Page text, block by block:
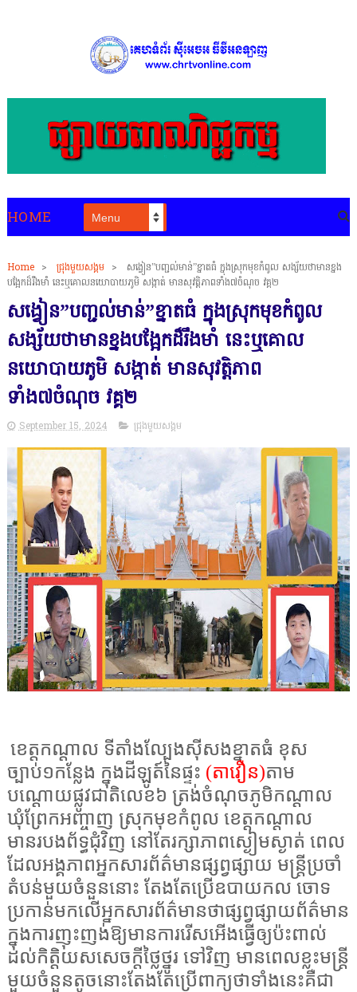
HOME
Home > ជ្រុងមួយសង្គម >
សង្វៀន”បញ្ជល់មាន់”ខ្នាតធំ ក្នុងស្រុកមុខកំពូល សង្ស័យថាមានខ្នង
បង្អែកដ៏រឹងមាំ នេះឬគោលនយោបាយភូមិ សង្កាត់ មានសុវត្តិភាពទាំង៧ចំណុច វគ្គ២
សង្វៀន”បញ្ជល់មាន់”ខ្នាតធំ ក្នុងស្រុកមុខកំពូល
សង្ស័យថាមានខ្នងបង្អែកដ៏រឹងមាំ នេះឬគោល
នយោបាយភូមិ សង្កាត់ មានសុវត្តិភាព
ទាំង៧ចំណុច វគ្គ២
September 15, 2024 ជ្រុងមួយសង្គម
ខេត្តកណ្ដាល ទីតាំងល្បែងស៊ីសងខ្នាតធំ ខុស
ច្បាប់១កន្លែង ក្នុងដីឡូត៍នៃផ្ទះ (តាវឿន)តាម
បណ្ដោយផ្លូវជាតិលេខ៦ ត្រង់ចំណុចភូមិកណ្ដាល
ឃុំព្រែកអញ្ចាញ ស្រុកមុខកំពូល ខេត្តកណ្ដាល
មានរបងព័ទ្ធជុំវិញ នៅតែរក្សាភាពស្ងៀមស្ងាត់ ពេល
ដែលអង្គភាពអ្នកសារព័ត៌មានផ្សព្វផ្សាយ មន្ត្រីប្រចាំ
តំបន់មួយចំនួននោះ តែងតែប្រើឧបាយកល ចោទ
ប្រកាន់មកលើអ្នកសារព័ត៌មានថាផ្សព្វផ្សាយព័ត៌មាន
ក្នុងការញុះញង់ឱ្យមានការរើសអើងធ្វើឲ្យប៉ះពាល់
ដល់កិត្តិយសសេចក្តីថ្លៃថ្នូរ ទៅវិញ មានពេលខ្លះមន្ត្រី
មួយចំនួនតូចនោះតែងតែប្រើពាក្យថាទាំងនេះគឺជា